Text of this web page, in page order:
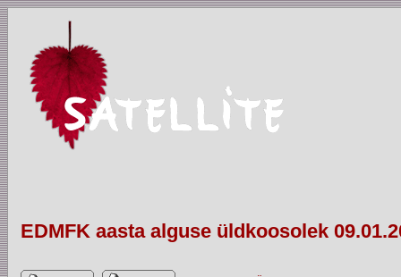
EDMFK aasta alguse üldkoosolek